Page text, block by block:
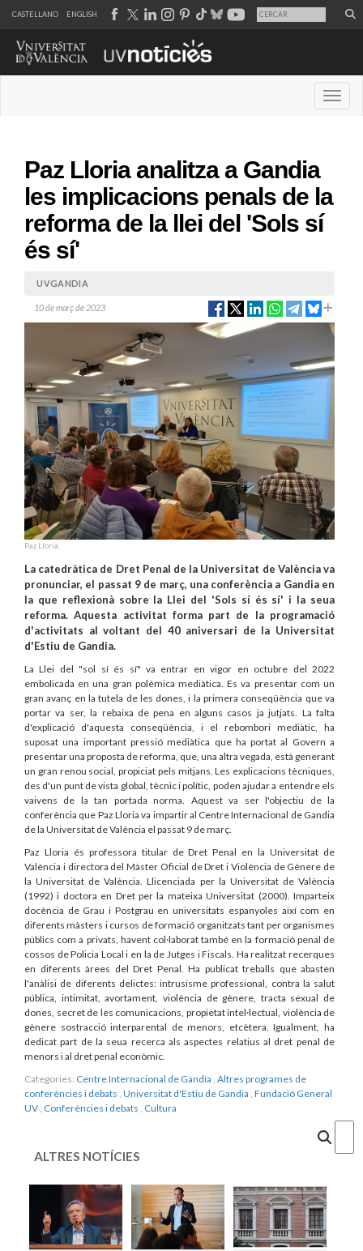
CASTELLANO ENGLISH
Paz Lloria analitza a Gandia
les implicacions penals de la
reforma de la llei del 'Sols sí
és sí'
UVGANDIA
10 de març de 2023
Paz Lloria.
La catedràtica de Dret Penal de la Universitat de València va
pronunciar, el passat 9 de març, una conferència a Gandia en
la que reflexionà sobre la Llei del 'Sols sí és sí' i la seua
reforma. Aquesta activitat forma part de la programació
d'activitats al voltant del 40 aniversari de la Universitat
d'Estiu de Gandia.
La Llei del "sol sí és sí" va entrar en vigor en octubre del 2022
embolicada en una gran polèmica mediàtica. Es va presentar com un
gran avanç en la tutela de les dones, i la primera conseqüència que va
portar va ser, la rebaixa de pena en alguns casos ja jutjats. La falta
d'explicació d'aquesta conseqüència, i el rebombori mediàtic, ha
suposat una important pressió mediàtica que ha portat al Govern a
presentar una proposta de reforma, que, una altra vegada, està generant
un gran renou social, propiciat pels mitjans. Les explicacions tècniques,
des d'un punt de vista global, tècnic i polític, poden ajudar a entendre els
vaivens de la tan portada norma. Aquest va ser l'objectiu de la
conferència que Paz Lloria va impartir al Centre Internacional de Gandia
de la Universitat de València el passat 9 de març.
Paz Lloria és professora titular de Dret Penal en la Universitat de
València i directora del Màster Oficial de Dret i Violència de Gènere de
la Universitat de València.Llicenciada per la Universitat de València
(1992) i doctora en Dret per la mateixa Universitat (2000). Imparteix
docència de Grau i Postgrau en universitats espanyoles així com en
diferents màsters i cursos de formació organitzats tant per organismes
públics com a privats, havent col·laborat també en la formació penal de
cossos de Policia Local i en la de Jutges i Fiscals. Ha realitzat recerques
en diferents àrees del Dret Penal. Ha publicat treballs que abasten
l'anàlisi de diferents delictes: intrusisme professional, contra la salut
pública, intimitat, avortament, violència de gènere, tracta sexual de
dones, secret de les comunicacions, propietat intel·lectual, violència de
gènere sostracció interparental de menors, etcètera. Igualment, ha
dedicat part de la seua recerca als aspectes relatius al dret penal de
menors i al dret penal econòmic.
Categories: Centre Internacional de Gandía Altres programes de
conferències i debats Universitat d'Estiu de Gandia Fundació General
UV Conferències i debats Cultura
ALTRES NOTÍCIES